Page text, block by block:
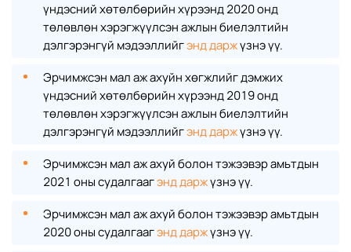
үндэсний хөтөлбөрийн хүрээнд 2020 онд
төлөвлөн хэрэгжүүлсэн ажлын биелэлтийн
дэлгэрэнгүй мэдээллийгэнд даржүзнэ үү.
Эрчимжсэн мал аж ахуйн хөгжлийг дэмжих
үндэсний хөтөлбөрийн хүрээнд 2019 онд
төлөвлөн хэрэгжүүлсэн ажлын биелэлтийн
дэлгэрэнгүй мэдээллийгэнд даржүзнэ үү.
Эрчимжсэн мал аж ахуй болон тэжээвэр амьтдын
2021 оны судалгаагэнд даржүзнэ үү.
Эрчимжсэн мал аж ахуй болон тэжээвэр амьтдын
2020 оны судалгаагэнд даржүзнэ үү.